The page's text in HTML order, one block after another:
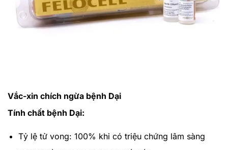
Vắc-xin chích ngừa bệnh Dại
Tính chất bệnh Dại:
Tỷ lệ tử vong: 100% khi có triệu chứng lâm sàng